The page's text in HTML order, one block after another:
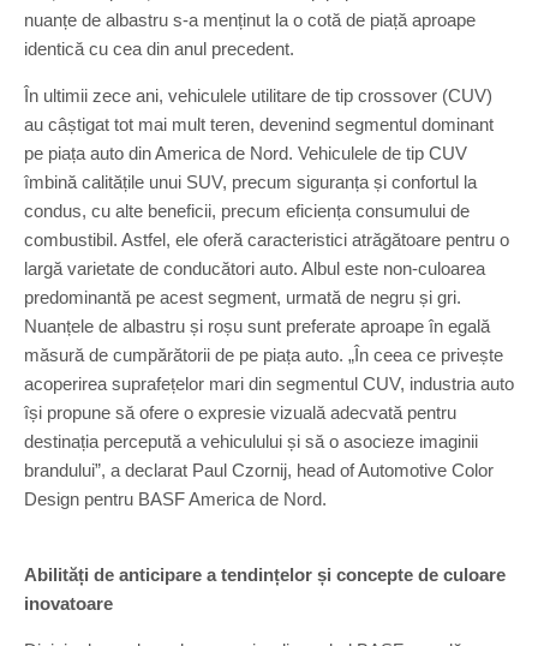
nuanțe de albastru s-a menținut la o cotă de piață aproape
identică cu cea din anul precedent.
În ultimii zece ani, vehiculele utilitare de tip crossover (CUV)
au câștigat tot mai mult teren, devenind segmentul dominant
pe piața auto din America de Nord. Vehiculele de tip CUV
îmbină calitățile unui SUV, precum siguranța și confortul la
condus, cu alte beneficii, precum eficiența consumului de
combustibil. Astfel, ele oferă caracteristici atrăgătoare pentru o
largă varietate de conducători auto. Albul este non-culoarea
predominantă pe acest segment, urmată de negru și gri.
Nuanțele de albastru și roșu sunt preferate aproape în egală
măsură de cumpărătorii de pe piața auto. „În ceea ce privește
acoperirea suprafețelor mari din segmentul CUV, industria auto
își propune să ofere o expresie vizuală adecvată pentru
destinația percepută a vehiculului și să o asocieze imaginii
brandului”, a declarat Paul Czornij, head of Automotive Color
Design pentru BASF America de Nord.
Abilități de anticipare a tendințelor și concepte de culoare
inovatoare